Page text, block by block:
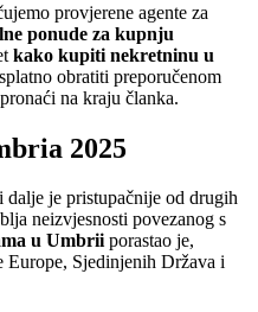
provjerene agente za
ponude za kupnju
kako kupiti nekretninu u
obratiti preporučenom
na kraju članka.
2025
i dalje je pristupačnije od drugih
neizvjesnosti povezanog s
u Umbriiporastao je,
Europe, Sjedinjenih Država i